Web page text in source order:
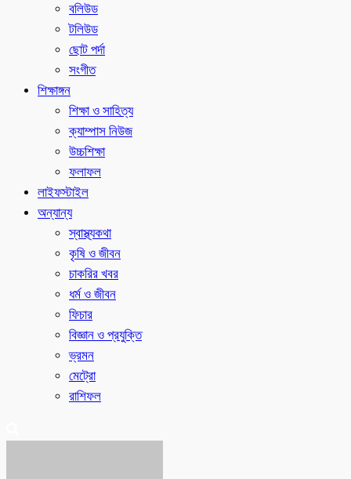
বলিউড
টলিউড
ছোট পর্দা
সংগীত
শিক্ষাঙ্গন
শিক্ষা ও সাহিত্য
ক্যাম্পাস নিউজ
উচ্চশিক্ষা
ফলাফল
লাইফস্টাইল
অন্যান্য
স্বাস্থ্যকথা
কৃষি ও জীবন
চাকরির খবর
ধর্ম ও জীবন
ফিচার
বিজ্ঞান ও প্রযুক্তি
ভ্রমন
মেট্রো
রাশিফল